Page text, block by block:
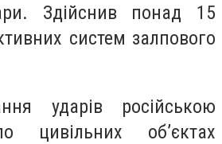
Здійснив понад 15
систем залпового
ударів російською
цивільних об’єктах